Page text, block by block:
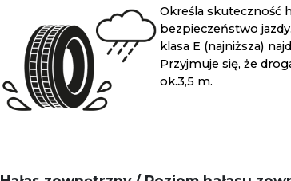
Określa skuteczność
bezpieczeństwo
klasa E (najniższa)
Przyjmuje się, że
ok.3,5 m.